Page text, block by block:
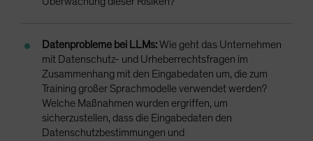
Datenprobleme bei LLMs:Wie geht das Unternehmen
mit Datenschutz- und Urheberrechtsfragen im
Zusammenhang mit den Eingabedaten um, die zum
Training großer Sprachmodelle verwendet werden?
Welche Maßnahmen wurden ergriffen, um
sicherzustellen, dass die Eingabedaten den
Datenschutzbestimmungen und